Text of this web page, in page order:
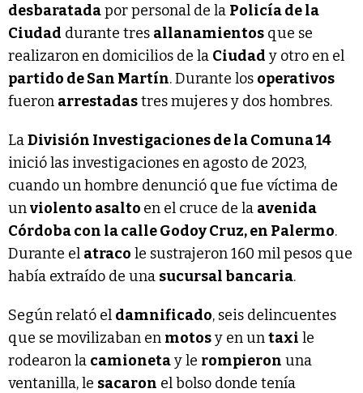
desbaratadapor personal de la Policía de la
Ciudad durante tres allanamientos que se
realizaron en domicilios de la Ciudad y otro en el
partido de San Martín. Durante los operativos
fueron arrestadastres mujeres y dos hombres.
LaDivisión Investigaciones de la Comuna 14
inició las investigaciones en agosto de 2023,
cuando un hombre denunció que fue víctima de
unviolento asalto en el cruce de la avenida
Córdoba con la calle Godoy Cruz, en Palermo.
Durante el atraco le sustrajeron 160 mil pesos que
había extraído de una sucursal bancaria.
Según relató el damnificado, seis delincuentes
que se movilizaban en motosy en untaxi le
rodearon la camionetay le rompieron una
ventanilla, le sacaron el bolso donde tenía